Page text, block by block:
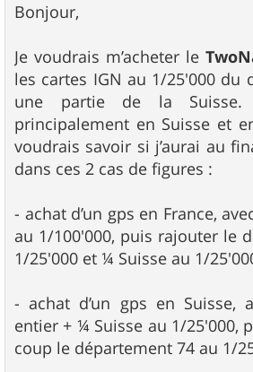
s
s
g
e
Bonjour,
Je voudrais m’acheter le
les cartes IGN au 1/25'000 du
une partie de la
principalement en Suisse et
voudrais savoir si j’aurai au
dans ces 2 cas de figures :
- achat d’un gps en France,
au 1/100'000, puis rajouter le
1/25'000 et ¼ Suisse au 1/
- achat d’un gps en Suisse,
entier + ¼ Suisse au 1/25'000,
coup le département 74 au 1/